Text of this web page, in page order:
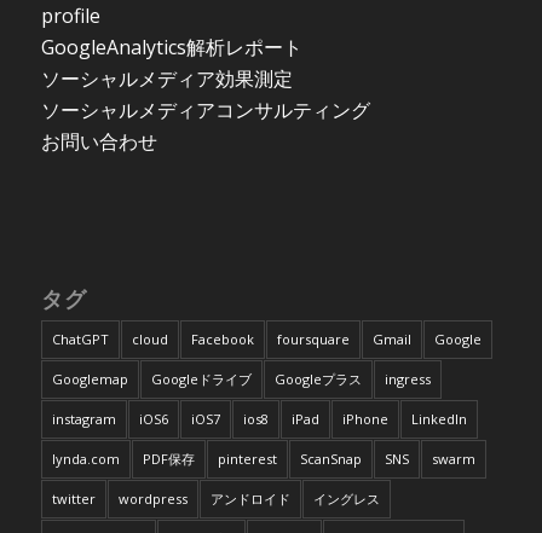
profile
GoogleAnalytics解析レポート
ソーシャルメディア効果測定
ソーシャルメディアコンサルティング
お問い合わせ
タグ
ChatGPT cloud Facebook foursquare Gmail Google
Googlemap Googleドライブ Googleプラス ingress
instagram iOS6 iOS7 ios8 iPad iPhone LinkedIn
lynda.com PDF保存 pinterest ScanSnap SNS swarm
twitter wordpress アンドロイド イングレス